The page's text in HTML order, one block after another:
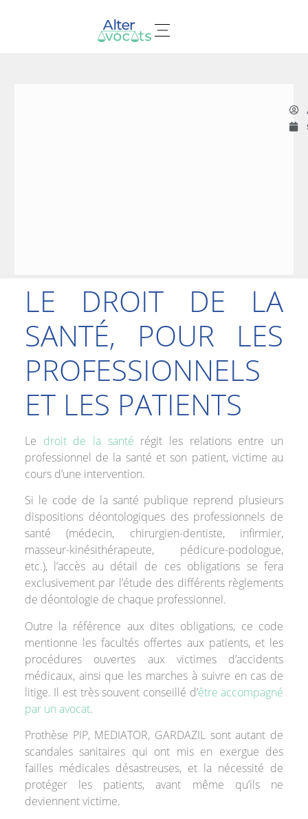
LE DROIT DE LA
SANTÉ, POUR LES
PROFESSIONNELS
ET LES PATIENTS
Le droit de la santé régit les relations entre un
professionnel de la santé et son patient, victime au
cours d’une intervention.
Si le code de la santé publique reprend plusieurs
dispositions déontologiques des professionnels de
santé (médecin, chirurgien-dentiste, infirmier,
masseur-kinésithérapeute, pédicure-podologue,
etc.), l’accès au détail de ces obligations se fera
exclusivement par l’étude des différents règlements
de déontologie de chaque professionnel.
Outre la référence aux dites obligations, ce code
mentionne les facultés offertes aux patients, et les
procédures ouvertes aux victimes d’accidents
médicaux, ainsi que les marches à suivre en cas de
litige. Il est très souvent conseillé d’être accompagné
par un avocat.
Prothèse PIP, MEDIATOR, GARDAZIL sont autant de
scandales sanitaires qui ont mis en exergue des
failles médicales désastreuses, et la nécessité de
protéger les patients, avant même qu’ils ne
deviennent victime.